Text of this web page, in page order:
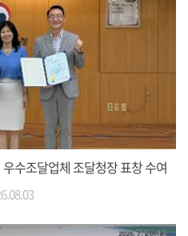
수조달업체 조달청장 표창 수여